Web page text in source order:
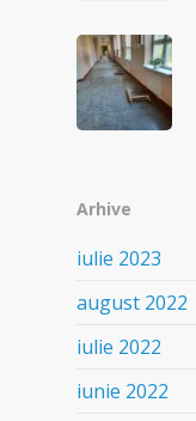
Arhive
iulie 2023
august 2022
iulie 2022
iunie 2022